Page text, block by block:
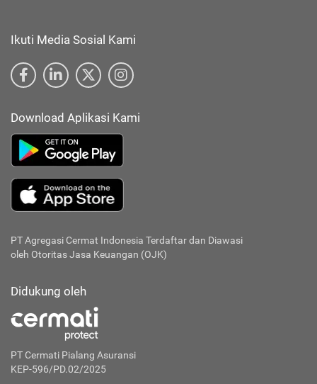
Ikuti Media Sosial Kami
Download Aplikasi Kami
PT Agregasi Cermat Indonesia Terdaftar dan Diawasi
oleh Otoritas Jasa Keuangan (OJK)
Didukung oleh
PT Cermati Pialang Asuransi
KEP-596/PD.02/2025